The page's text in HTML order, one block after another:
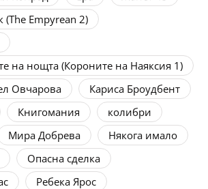
Empyrean 2)
на нощта (Короните на Наяксия 1)
Овчарова
Кариса Броудбент
Книгомания
колибри
Мира Добрева
Някога имало
Опасна сделка
Ребека Ярос